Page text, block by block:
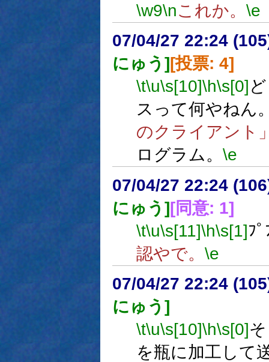
\w9\nこれか。 \e
07/04/27 22:24
にゅう] [投票: 4]
\t\u\s[10]\h\s[0]
スって何やねん
のクライアント
ログラム。 \e
07/04/27 22:24
にゅう][同意: 1]
\t\u\s[11]\h\s[1]ﾌ
認やで。 \e
07/04/27 22:24
にゅう]
\t\u\s[10]\h\s[0]
を瓶に加工して